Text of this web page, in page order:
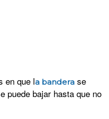
en que la bandera se
puede bajar hasta que no